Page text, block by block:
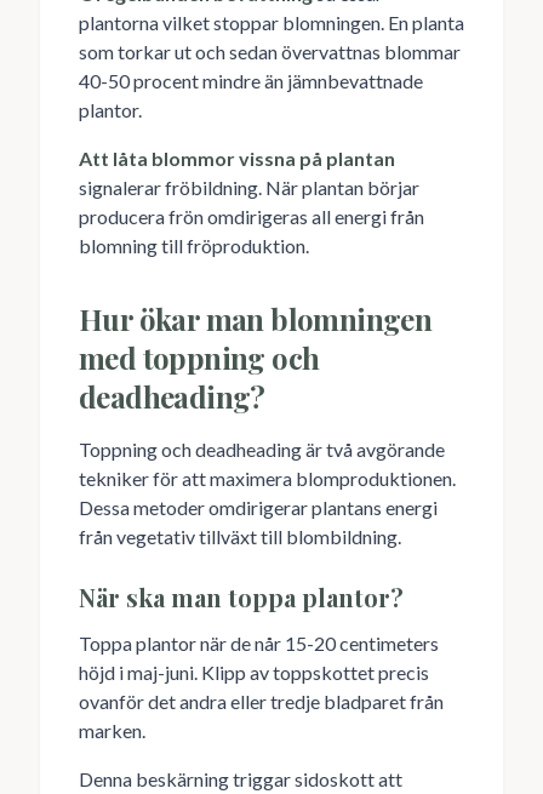
plantorna vilket stoppar blomningen. En planta
som torkar ut och sedan övervattnas blommar
40-50 procent mindre än jämnbevattnade
plantor.
Att låta blommor vissna på plantan
signalerar fröbildning. När plantan börjar
producera frön omdirigeras all energi från
blomning till fröproduktion.
Hur ökar man blomningen
med toppning och
deadheading?
Toppning och deadheading är två avgörande
tekniker för att maximera blomproduktionen.
Dessa metoder omdirigerar plantans energi
från vegetativ tillväxt till blombildning.
När ska man toppa plantor?
Toppa plantor när de når 15-20 centimeters
höjd i maj-juni. Klipp av toppskottet precis
ovanför det andra eller tredje bladparet från
marken.
Denna beskärning triggar sidoskott att